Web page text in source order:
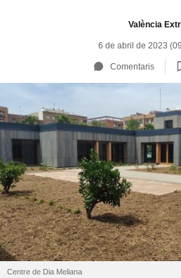
València
6 de abril de 2023
Comentaris
Centre de Dia Meliana